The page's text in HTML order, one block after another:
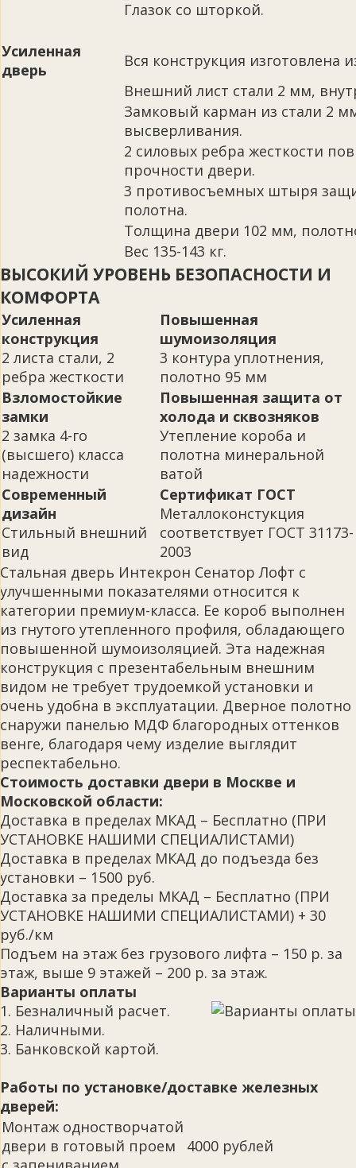
Глазок со шторкой.
Усиленная
дверь
Вся конструкция изготовлена
Внешний лист стали 2 мм,
Замковый карман из стали 2
высверливания.
2 силовых ребра жесткости
прочности двери.
3 противосъемных штыря
полотна.
Толщина двери 102 мм,
Вес 135-143 кг.
ВЫСОКИЙ УРОВЕНЬ БЕЗОПАСНОСТИ И
КОМФОРТА
Усиленная
конструкция
2 листа стали, 2
ребра жесткости
Повышенная
шумоизоляция
3 контура уплотнения,
полотно 95 мм
Взломостойкие
замки
2 замка 4-го
(высшего) класса
надежности
Повышенная защита от
холода и сквозняков
Утепление короба и
полотна минеральной
ватой
Современный
дизайн
Стильный внешний
вид
Сертификат ГОСТ
Металлоконстукция
соответствует ГОСТ 31173-
2003
Стальная дверь Интекрон Сенатор Лофт с
улучшенными показателями относится к
категории премиум-класса. Ее короб выполнен
из гнутого утепленного профиля, обладающего
повышенной шумоизоляцией. Эта надежная
конструкция с презентабельным внешним
видом не требует трудоемкой установки и
очень удобна в эксплуатации. Дверное полотно
снаружи панелью МДФ благородных оттенков
венге, благодаря чему изделие выглядит
респектабельно.
Стоимость доставки двери в Москве и
Московской области:
Доставка в пределах МКАД – Бесплатно (ПРИ
УСТАНОВКЕ НАШИМИ СПЕЦИАЛИСТАМИ)
Доставка в пределах МКАД до подъезда без
установки – 1500 руб.
Доставка за пределы МКАД – Бесплатно (ПРИ
УСТАНОВКЕ НАШИМИ СПЕЦИАЛИСТАМИ) + 30
руб./км
Подъем на этаж без грузового лифта – 150 р. за
этаж, выше 9 этажей – 200 р. за этаж.
Варианты оплаты
1. Безналичный расчет.
2. Наличными.
3. Банковской картой.
Работы по установке/доставке железных
дверей:
Монтаж одностворчатой
двери в готовый проем
4000 рублей